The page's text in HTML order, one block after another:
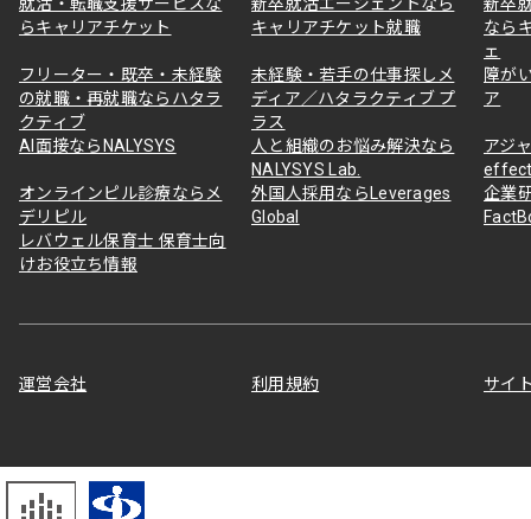
らキャリアチケット
キャリアチケット就職
なら
ェ
フリーター・既卒・未経験
の就職・再就職ならハタラ
クティブ
未経験・若手の仕事探しメ
ディア／ハタラクティブ プ
ラス
障が
ア
AI面接ならNALYSYS
人と組織のお悩み解決なら
NALYSYS Lab.
アジ
オンラインピル診療ならメ
デリピル
外国人採用ならLeverages
Global
企業
レバウェル保育士 保育士向
けお役立ち情報
運営会社 利用規約 サイ